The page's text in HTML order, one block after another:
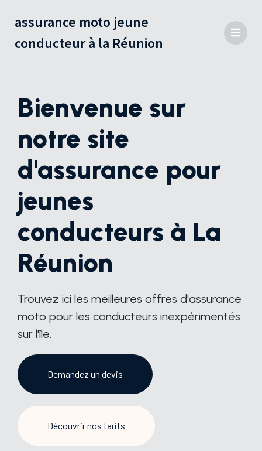
assurance moto jeune
conducteur à la Réunion
Bienvenue sur
notre site
d'assurance pour
jeunes
conducteurs à La
Réunion
Trouvez ici les meilleures offres d'assurance
moto pour les conducteurs inexpérimentés
sur l'île.
Demandez un devis
Découvrir nos tarifs